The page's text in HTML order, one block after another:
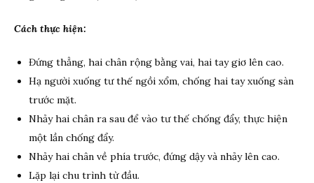
Cách thực hiện:
Đứng thẳng, hai chân rộng bằng vai, hai tay giơ lên cao.
Hạ người xuống tư thế ngồi xổm, chống hai tay xuống sàn
trước mặt.
Nhảy hai chân ra sau để vào tư thế chống đẩy, thực hiện
một lần chống đẩy.
Nhảy hai chân về phía trước, đứng dậy và nhảy lên cao.
Lặp lại chu trình từ đầu.